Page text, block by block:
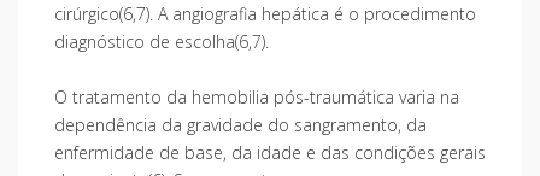
cirúrgico(6,7). A angiografia hepática é o procedimento
diagnóstico de escolha(6,7).
O tratamento da hemobilia pós-traumática varia na
dependência da gravidade do sangramento, da
enfermidade de base, da idade e das condições gerais